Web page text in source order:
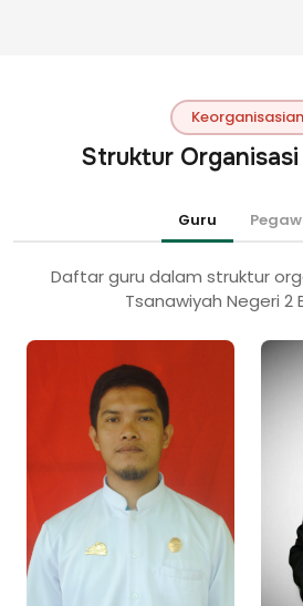
Keorganisasian
Struktur
Guru
Daftarguru dalam struktur
Tsanawiyah Negeri 2